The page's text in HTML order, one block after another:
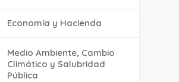
Economía y Hacienda
Medio Ambiente, Cambio
Climático y Salubridad
Pública